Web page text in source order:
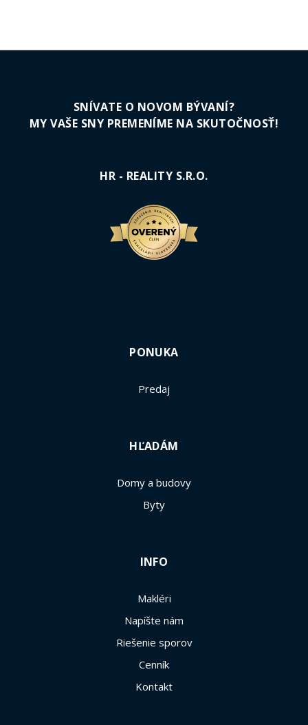
SNÍVATE O NOVOM BÝVANÍ?
MY VAŠE SNY PREMENÍME NA SKUTOČNOSŤ!
HR - REALITY S.R.O.
PONUKA
Predaj
HĽADÁM
Domy a budovy
Byty
INFO
Makléri
Napíšte nám
Riešenie sporov
Cenník
Kontakt